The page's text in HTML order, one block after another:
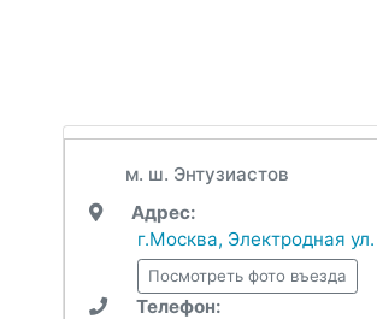
м. ш. Энтузиастов
Адрес:
г.Москва, Электродная ул.
Посмотреть фото въезда
Телефон: